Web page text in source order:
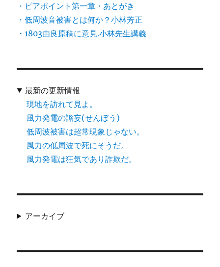
・ピアポイント第一章・あとがき
・低周波音被害とは何か？小林芳正
・1803由良原稿に意見.小林先生講義
最新の更新情報
現地を訪れて見よ。
風力発電の譫妄(せんぼう)
低周波被害は超常現象じゃない。
風力の低周波で死にそうだ。
風力発電は狂気であり詐欺だ。
アーカイブ